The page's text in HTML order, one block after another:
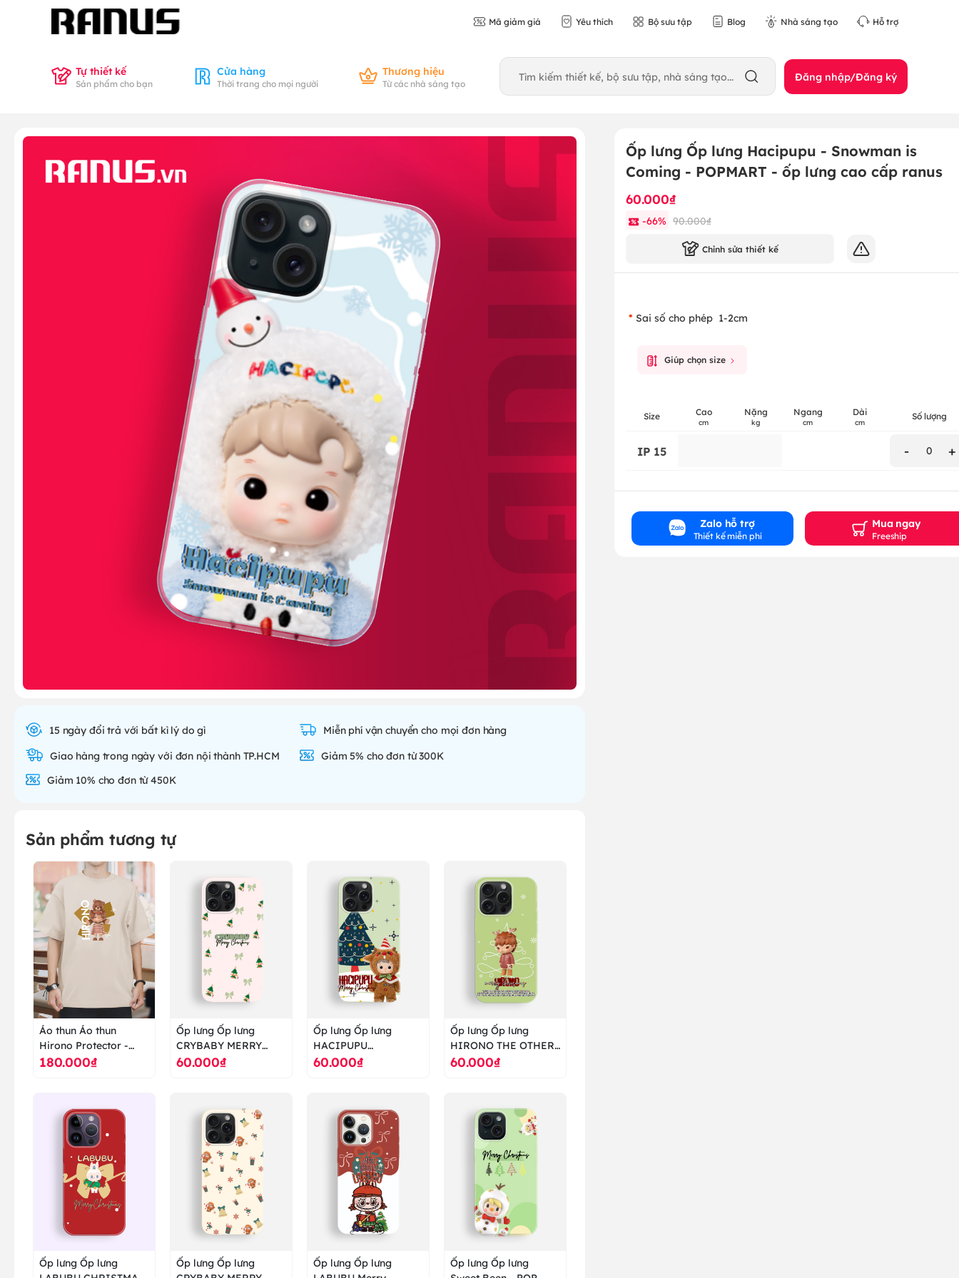
Mã giảm giá Yêu thích Bộ sưu tập Blog Nhà sáng tạo Hỗ trợ
Tự thiết kế
Sản phẩm cho bạn
Cửa hàng
Thời trang cho mọi người
Thương hiệu
Từ các nhà sáng tạo Đăng nhập/Đăng ký
15 ngày đổi trả với bất kì lý do gì
Miễn phí vận chuyển cho mọi đơn hàng
Giao hàng trong ngày với đơn nội thành TP.HCM
Giảm 5% cho đơn từ 300K
Giảm 10% cho đơn từ 450K
Sản phẩm tương tự
Áo thun Áo thun
Hirono Protector -
Little Mischief - POP
180.000₫
Ốp lưng Ốp lưng
CRYBABY MERRY
CHRISTMAS
60.000₫
Ốp lưng Ốp lưng
HACIPUPU
Gingerbread Man
60.000₫
Ốp lưng Ốp lưng
HIRONO THE OTHER
POPMART - ốp lưng
60.000₫
Ốp lưng Ốp lưng
Ốp lưng Ốp lưng
Ốp lưng Ốp lưng
Ốp lưng Ốp lưng
Ốp lưng Ốp lưng Hacipupu - Snowman is
Coming - POPMART - ốp lưng cao cấp ranus
60.000₫
-66% 90.000₫
Chỉnh sửa thiết kế
Sai số cho phép 1-2cm
Giúp chọn size
Size Cao
cm
Nặng
kg
Ngang
cm
Dài
cm Số lượng
IP 15 - 0 +
Zalo hỗ trợ
Thiết kế miễn phí
Mua ngay
Freeship